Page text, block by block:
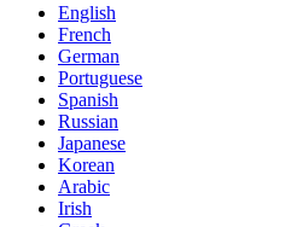
English
French
German
Portuguese
Spanish
Russian
Japanese
Korean
Arabic
Irish